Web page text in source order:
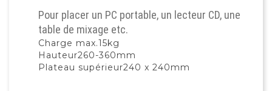
Pour placer un PC portable, un lecteur CD, une
table de mixage etc.
Charge max.15kg
Hauteur260-360mm
Plateau supérieur240 x 240mm